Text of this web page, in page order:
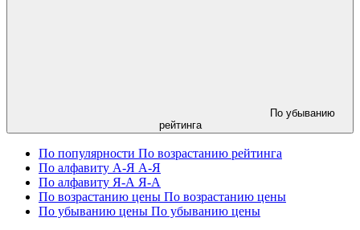
По убыванию
рейтинга
По популярности По возрастанию рейтинга
По алфавиту А-Я А-Я
По алфавиту Я-А Я-А
По возрастанию цены По возрастанию цены
По убыванию цены По убыванию цены